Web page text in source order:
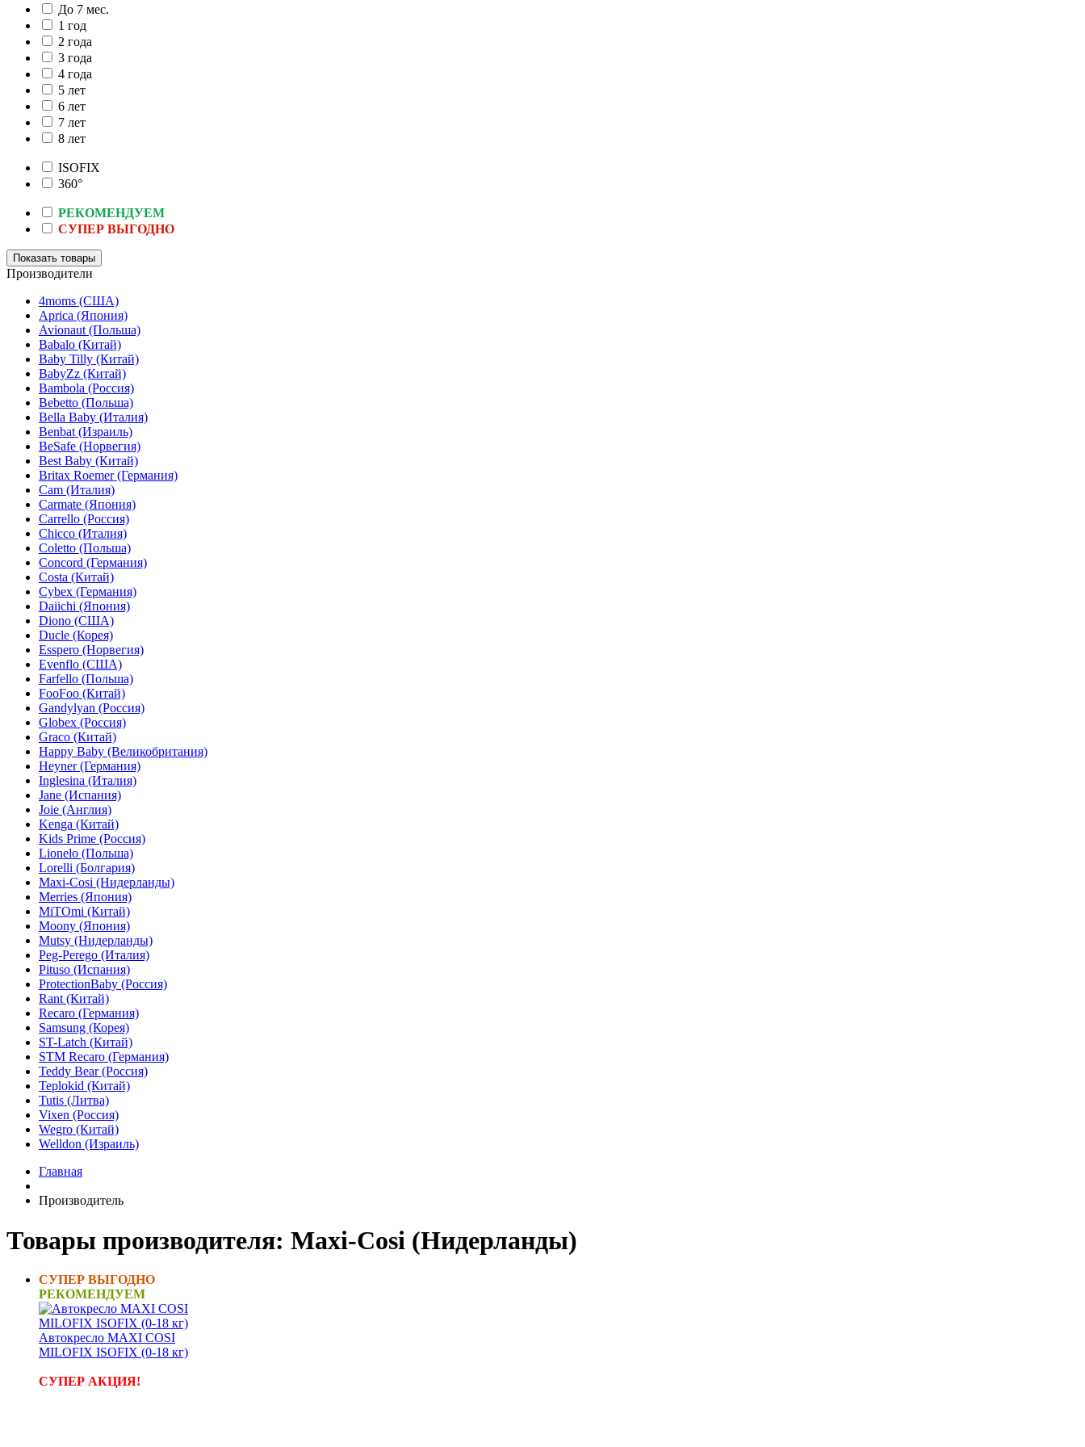
До 7 мес.
1 год
2 года
3 года
4 года
5 лет
6 лет
7 лет
8 лет
ISOFIX
360°
РЕКОМЕНДУЕМ
СУПЕР ВЫГОДНО
Производители
4moms (США)
Aprica (Япония)
Avionaut (Польша)
Babalo (Китай)
Baby Tilly (Китай)
BabyZz (Китай)
Bambola (Россия)
Bebetto (Польша)
Bella Baby (Италия)
Benbat (Израиль)
BeSafe (Норвегия)
Best Baby (Китай)
Britax Roemer (Германия)
Cam (Италия)
Carmate (Япония)
Carrello (Россия)
Chicco (Италия)
Coletto (Польша)
Concord (Германия)
Costa (Китай)
Cybex (Германия)
Daiichi (Япония)
Diono (США)
Ducle (Корея)
Esspero (Норвегия)
Evenflo (США)
Farfello (Польша)
FooFoo (Китай)
Gandylyan (Россия)
Globex (Россия)
Graco (Китай)
Happy Baby (Великобритания)
Heyner (Германия)
Inglesina (Италия)
Jane (Испания)
Joie (Англия)
Kenga (Китай)
Kids Prime (Россия)
Lionelo (Польша)
Lorelli (Болгария)
Maxi-Cosi (Нидерланды)
Merries (Япония)
MiTOmi (Китай)
Moony (Япония)
Mutsy (Нидерланды)
Peg-Perego (Италия)
Pituso (Испания)
ProtectionBaby (Россия)
Rant (Китай)
Recaro (Германия)
Samsung (Корея)
ST-Latch (Китай)
STM Recaro (Германия)
Teddy Bear (Россия)
Teplokid (Китай)
Tutis (Литва)
Vixen (Россия)
Wegro (Китай)
Welldon (Израиль)
Главная
Производитель
Товары производителя: Maxi-Cosi (Нидерланды)
СУПЕР ВЫГОДНО
РЕКОМЕНДУЕМ
Автокресло MAXI COSI
MILOFIX ISOFIX (0-18 кг)
СУПЕР АКЦИЯ!